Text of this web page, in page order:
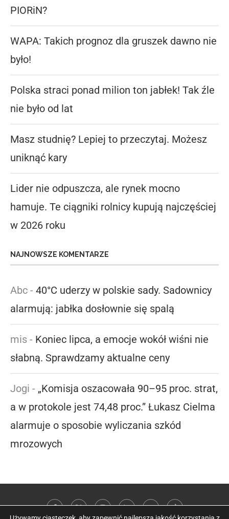
PIORiN?
WAPA: Takich prognoz dla gruszek dawno nie
było!
Polska straci ponad milion ton jabłek! Tak źle
nie było od lat
Masz studnię? Lepiej to przeczytaj. Możesz
uniknąć kary
Lider nie odpuszcza, ale rynek mocno
hamuje. Te ciągniki rolnicy kupują najczęściej
w 2026 roku
NAJNOWSZE KOMENTARZE
Abc - 40°C uderzy w polskie sady. Sadownicy
alarmują: jabłka dosłownie się spalą
mis - Koniec lipca, a emocje wokół wiśni nie
słabną. Sprawdzamy aktualne ceny
Jogi - „Komisja oszacowała 90–95 proc. strat,
a w protokole jest 74,48 proc.” Łukasz Cielma
alarmuje o sposobie wyliczania szkód
mrozowych